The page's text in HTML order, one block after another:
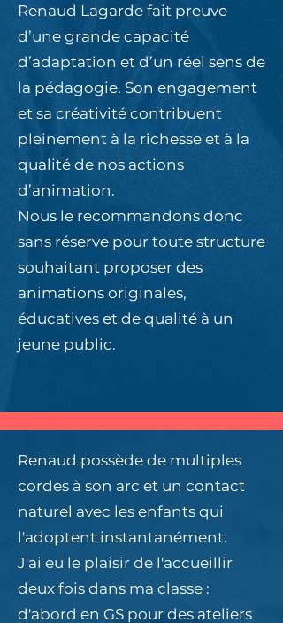
Renaud Lagarde fait preuve
d’une grande capacité
d’adaptation et d’un réel sens de
la pédagogie. Son engagement
et sa créativité contribuent
pleinement à la richesse et à la
qualité de nos actions
d’animation.
Nous le recommandons donc
sans réserve pour toute structure
souhaitant proposer des
animations originales,
éducatives et de qualité à un
jeune public.
Renaud possède de multiples
cordes à son arc et un contact
naturel avec les enfants qui
l'adoptent instantanément.
J'ai eu le plaisir de l'accueillir
deux fois dans ma classe :
d'abord en GS pour des ateliers